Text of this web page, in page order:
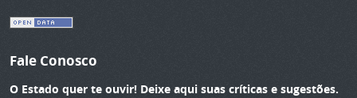
Fale Conosco
O Estado quer te ouvir! Deixe aqui suas críticas e sugestões.